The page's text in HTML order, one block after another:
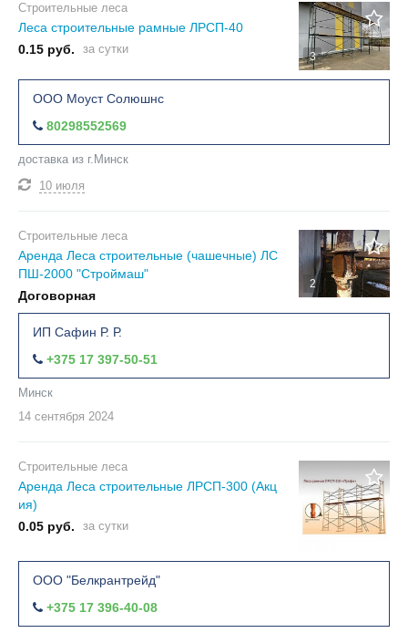
3
Строительные леса
Леса строительные рамные ЛРСП-40
0.15 руб.
за сутки
ООО Моуст Солюшнс
80298552569
доставка из г.Минск
10 июля
2
Строительные леса
Аренда Леса строительные (чашечные) ЛС
ПШ-2000 "Строймаш"
Договорная
ИП Сафин Р. Р.
+375 17 397-50-51
Минск
14 сентября 2024
Строительные леса
Аренда Леса строительные ЛРСП-300 (Акц
ия)
0.05 руб.
за сутки
ООО "Белкрантрейд"
+375 17 396-40-08